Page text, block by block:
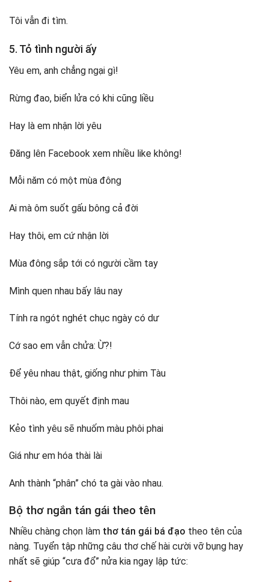
Tôi vẫn đi tìm.
5. Tỏ tình người ấy
Yêu em, anh chẳng ngại gì!
Rừng đao, biển lửa có khi cũng liều
Hay là em nhận lời yêu
Đăng lên Facebook xem nhiều like không!
Mỗi năm có một mùa đông
Ai mà ôm suốt gấu bông cả đời
Hay thôi, em cứ nhận lời
Mùa đông sắp tới có người cầm tay
Mình quen nhau bấy lâu nay
Tính ra ngót nghét chục ngày có dư
Cớ sao em vẫn chửa: Ừ?!
Để yêu nhau thật, giống như phim Tàu
Thôi nào, em quyết định mau
Kẻo tình yêu sẽ nhuốm màu phôi phai
Giá như em hóa thài lài
Anh thành “phân” chó ta gài vào nhau.
Bộ thơ ngắn tán gái theo tên
Nhiều chàng chọn làm thơ tán gái bá đạo theo tên của
nàng. Tuyển tập những câu thơ chế hài cười vỡ bụng hay
nhất sẽ giúp “cưa đổ” nửa kia ngay lập tức: